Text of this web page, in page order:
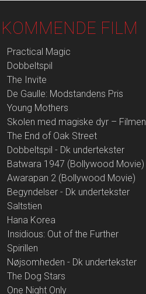
KOMMENDE FILM
Practical Magic
Dobbeltspil
The Invite
De Gaulle: Modstandens Pris
Young Mothers
Skolen med magiske dyr – Filmen
The End of Oak Street
Dobbeltspil - Dk undertekster
Batwara 1947 (Bollywood Movie)
Awarapan 2 (Bollywood Movie)
Begyndelser - Dk undertekster
Saltstien
Hana Korea
Insidious: Out of the Further
Spirillen
Nøjsomheden - Dk undertekster
The Dog Stars
One Night Only